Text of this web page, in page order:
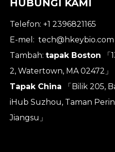
HUBUNGI KAMI
Telefon: +1 2396821165
E-mel: tech@hkeybio.com
Tambah: tapak Boston
2, Watertown, MA 02472」
Tapak China
「Bilik 205,
iHub Suzhou, Taman
Jiangsu」